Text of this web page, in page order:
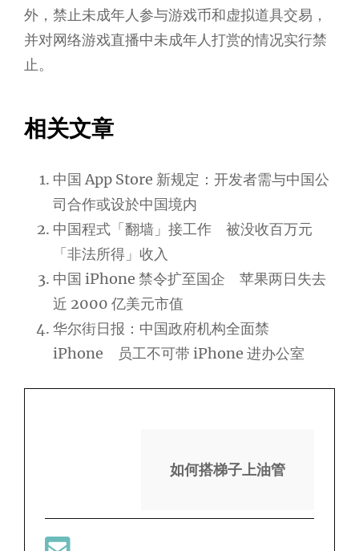
外，禁止未成年人参与游戏币和虚拟道具交易，
并对网络游戏直播中未成年人打赏的情况实行禁
止。
相关文章
中国 App Store 新规定：开发者需与中国公
司合作或设於中国境内
中国程式「翻墙」接工作 被没收百万元
「非法所得」收入
中国 iPhone 禁令扩至国企 苹果两日失去
近 2000 亿美元市值
华尔街日报：中国政府机构全面禁
iPhone 员工不可带 iPhone 进办公室
如何搭梯子上油管